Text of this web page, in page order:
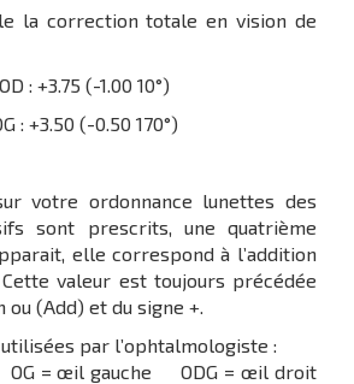
la correction totale en vision de
OD : +3.75 (-1.00 10°)
: +3.50 (-0.50 170°)
votre ordonnance lunettes des
sont prescrits, une quatrième
elle correspond à l’addition
valeur est toujours précédée
(Add) et du signe +.
par l’ophtalmologiste :
= œil gauche ODG = œil droit